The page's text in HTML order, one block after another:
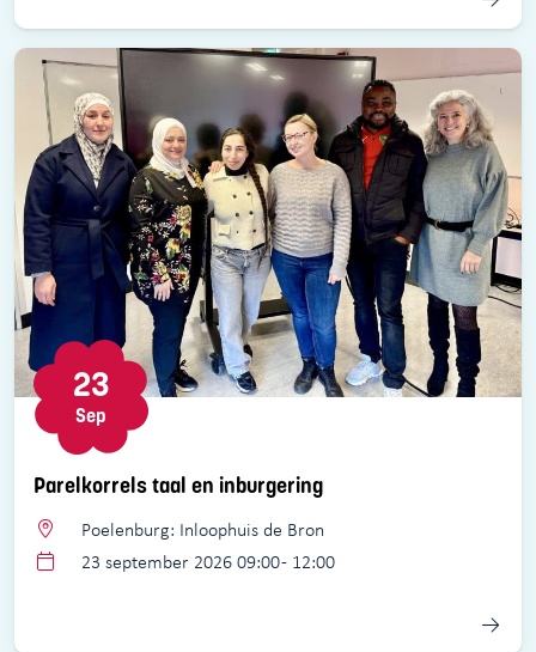
Parelkorrels taal en inburgering
23
Sep
Poelenburg: Inloophuis de Bron
23 september 2026 09:00 - 12:00